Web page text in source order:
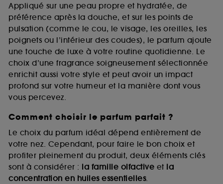
Appliqué sur une peau propre et hydratée, de
préférence après la douche, et sur les points de
pulsation (comme le cou, le visage, les oreilles, les
poignets ou l’intérieur des coudes), le parfum ajoute
une touche de luxe à votre routine quotidienne. Le
choix d’une fragrance soigneusement sélectionnée
enrichit aussi votre style et peut avoir un impact
profond sur votre humeur et la manière dont vous
vous percevez.
Comment choisir le parfum parfait ?
Le choix du parfum idéal dépend entièrement de
votre nez. Cependant, pour faire le bon choix et
profiter pleinement du produit, deux éléments clés
sont à considérer : la famille olfactive et la
concentration en huiles essentielles.
Cookies fonctionnels :il s’agit de cookies
permettant l’affichage et/ou la fourniture de
certaines fonctionnalités du site, tel que les
cookies d’authentification qui sont utilisés afin de
vous faire bénéficier de l’authentification
prolongée vous permettant d’accéder à votre
compte lors de votre prochaine visite sur le site
sans saisir à nouveau votre identifiant et mot de
passe.
A l'exception des cookies techniques, le dépôt et la
lecture de ces traceurs requiert votre accord. Vous
pouvez personnaliser vos choix concernant le dépôt
de ces cookies grâce au bouton "personnaliser mes
choix" ci-dessous ou décider de "tout accepter".
Sephora pourra associer les informations de
navigation collectées par ces Cookies, pour les